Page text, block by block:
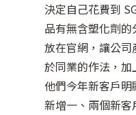
決定自己花費到
品有無含塑化劑
放在官網，讓公
於同業的作法，
他們今年新客戶
新增一、兩個新客